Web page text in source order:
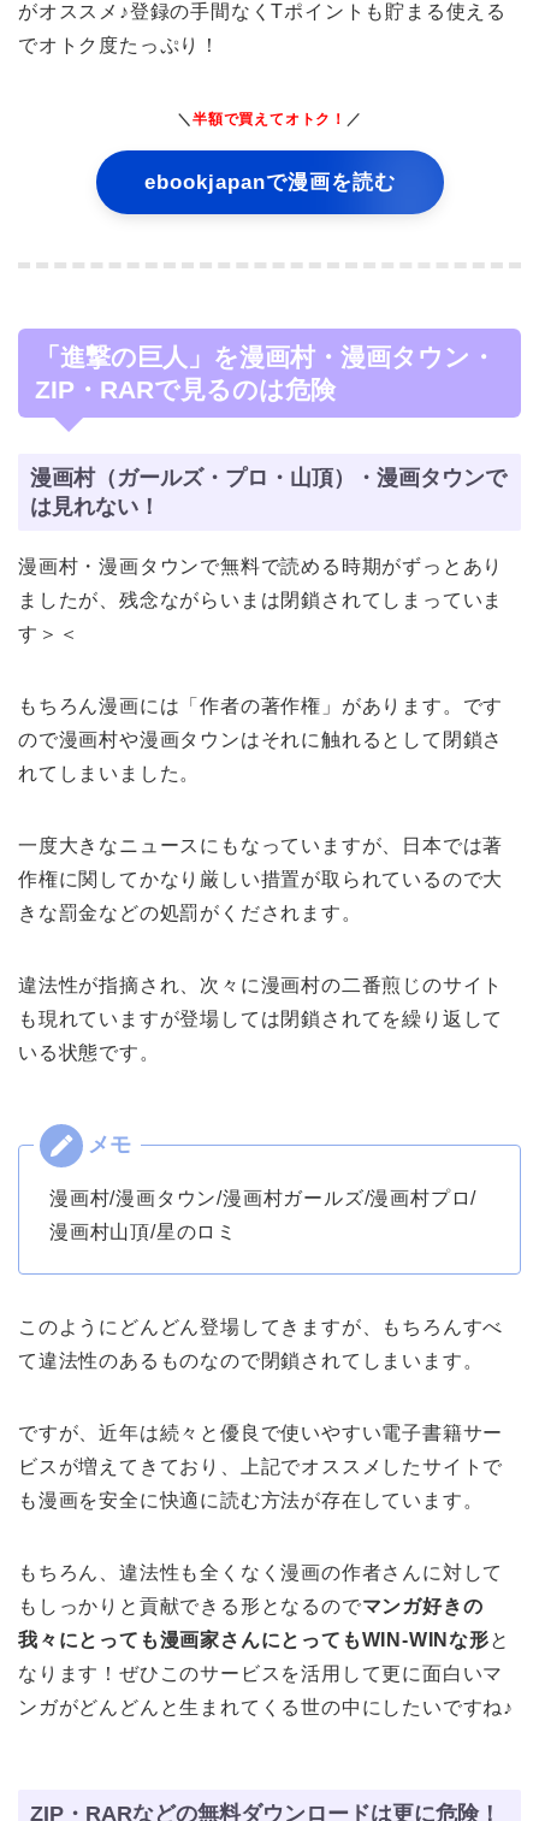
がオススメ♪登録の手間なくTポイントも貯まる使える
でオトク度たっぷり！
＼ 半額で買えてオトク！ ／
ebookjapanで漫画を読む
「進撃の巨人」を漫画村・漫画タウン・
ZIP・RARで見るのは危険
漫画村（ガールズ・プロ・山頂）・漫画タウンで
は見れない！
漫画村・漫画タウンで無料で読める時期がずっとあり
ましたが、残念ながらいまは閉鎖されてしまっていま
す＞＜
もちろん漫画には「作者の著作権」があります。です
ので漫画村や漫画タウンはそれに触れるとして閉鎖さ
れてしまいました。
一度大きなニュースにもなっていますが、日本では著
作権に関してかなり厳しい措置が取られているので大
きな罰金などの処罰がくだされます。
違法性が指摘され、次々に漫画村の二番煎じのサイト
も現れていますが登場しては閉鎖されてを繰り返して
いる状態です。
漫画村/漫画タウン/漫画村ガールズ/漫画村プロ/
漫画村山頂/星のロミ
このようにどんどん登場してきますが、もちろんすべ
て違法性のあるものなので閉鎖されてしまいます。
ですが、近年は続々と優良で使いやすい電子書籍サー
ビスが増えてきており、上記でオススメしたサイトで
も漫画を安全に快適に読む方法が存在しています。
もちろん、違法性も全くなく漫画の作者さんに対して
もしっかりと貢献できる形となるのでマンガ好きの
我々にとっても漫画家さんにとってもWIN-WINな形と
なります！ぜひこのサービスを活用して更に面白いマ
ンガがどんどんと生まれてくる世の中にしたいですね♪
ZIP・RARなどの無料ダウンロードは更に危険！